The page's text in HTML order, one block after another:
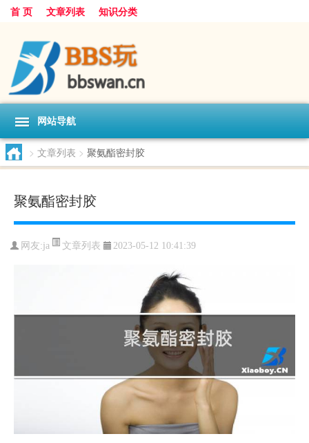
首 页 文章列表 知识分类
网站导航
> 文章列表 > 聚氨酯密封胶
聚氨酯密封胶
网友:ja 文章列表 2023-05-12 10:41:39